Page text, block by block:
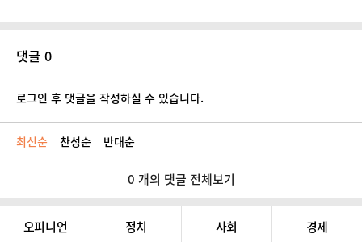
댓글 0
로그인 후 댓글을 작성하실 수 있습니다.
최신순 찬성순 반대순
0 개의 댓글 전체보기
오피니언 정치 사회 경제